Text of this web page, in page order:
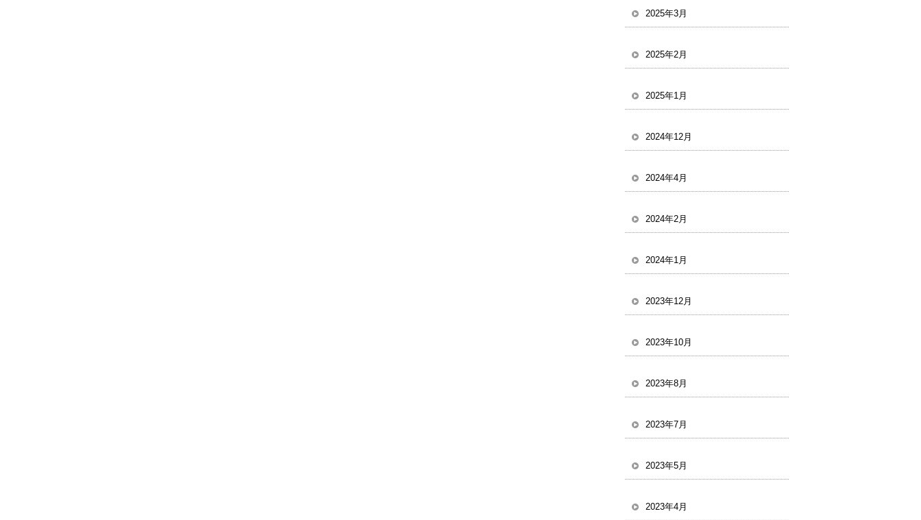
2025年3月
2025年2月
2025年1月
2024年12月
2024年4月
2024年2月
2024年1月
2023年12月
2023年10月
2023年8月
2023年7月
2023年5月
2023年4月